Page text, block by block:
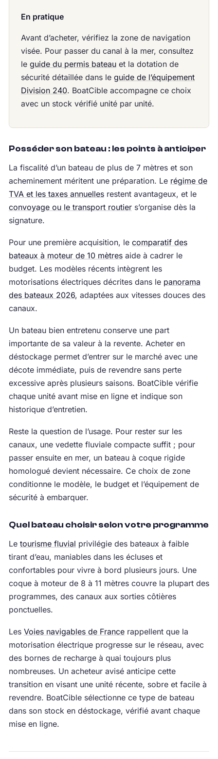
En pratique
Avant d’acheter, vérifiez la zone de navigation
visée. Pour passer du canal à la mer, consultez
le guide du permis bateauet la dotation de
sécurité détaillée dans le guide de l’équipement
Division 240. BoatCible accompagne ce choix
avec un stock vérifié unité par unité.
Posséder son bateau : les points à anticiper
La fiscalité d’un bateau de plus de 7 mètres et son
acheminement méritent une préparation. Le régime de
TVA et les taxes annuellesrestent avantageux, et le
convoyage ou le transport routiers’organise dès la
signature.
Pour une première acquisition, le comparatif des
bateaux à moteur de 10 mètresaide à cadrer le
budget. Les modèles récents intègrent les
motorisations électriques décrites dans le panorama
des bateaux 2026, adaptées aux vitesses douces des
canaux.
Un bateau bien entretenu conserve une part
importante de sa valeur à la revente. Acheter en
déstockage permet d’entrer sur le marché avec une
décote immédiate, puis de revendre sans perte
excessive après plusieurs saisons. BoatCible vérifie
chaque unité avant mise en ligne et indique son
historique d’entretien.
Reste la question de l’usage. Pour rester sur les
canaux, une vedette fluviale compacte suffit ; pour
passer ensuite en mer, un bateau à coque rigide
homologué devient nécessaire. Ce choix de zone
conditionne le modèle, le budget et l’équipement de
sécurité à embarquer.
Quel bateau choisir selon votre programme
Le tourisme fluvial privilégie des bateaux à faible
tirant d’eau, maniables dans les écluses et
confortables pour vivre à bord plusieurs jours. Une
coque à moteur de 8 à 11 mètres couvre la plupart des
programmes, des canaux aux sorties côtières
ponctuelles.
Les Voies navigables de Francerappellent que la
motorisation électrique progresse sur le réseau, avec
des bornes de recharge à quai toujours plus
nombreuses. Un acheteur avisé anticipe cette
transition en visant une unité récente, sobre et facile à
revendre. BoatCible sélectionne ce type de bateau
dans son stock en déstockage, vérifié avant chaque
mise en ligne.